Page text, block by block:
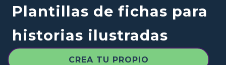
Plantillas de fichas para
historias ilustradas
CREA TU PROPIO